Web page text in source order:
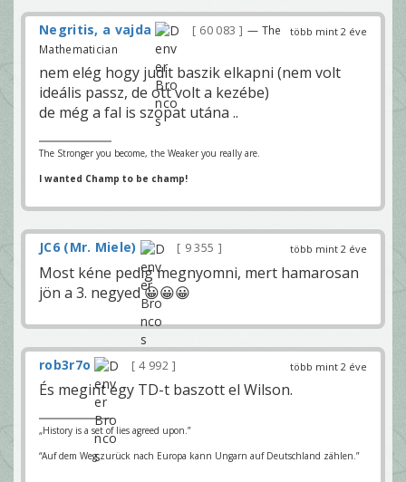
több mint 2 éve
Negritis, a vajda 60 083
— The
Mathematician
nem elég hogy judit baszik elkapni (nem volt
ideális passz, de ott volt a kezébe)
de még a fal is szopat utána ..
The Stronger you become, the Weaker you really are.
I wanted Champ to be champ!
több mint 2 éve
JC6 (Mr. Miele) 9 355
Most kéne pedig megnyomni, mert hamarosan
jön a 3. negyed 😀😀😀
több mint 2 éve
rob3r7o 4 992
És megint egy TD-t baszott el Wilson.
„History is a set of lies agreed upon.”
“Auf dem Weg zurück nach Europa kann Ungarn auf Deutschland zählen.”